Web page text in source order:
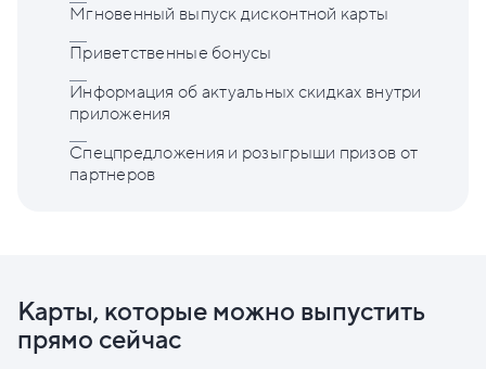
Мгновенный выпуск дисконтной карты
Приветственные бонусы
Информация об актуальных скидках внутри
приложения
Спецпредложения и розыгрыши призов от
партнеров
Карты, которые можно выпустить
прямо сейчас